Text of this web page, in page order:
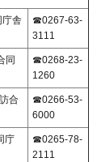
庁舎
☎0267-63-
3111
同
☎0268-23-
1260
合
☎0266-53-
6000
庁
☎0265-78-
2111